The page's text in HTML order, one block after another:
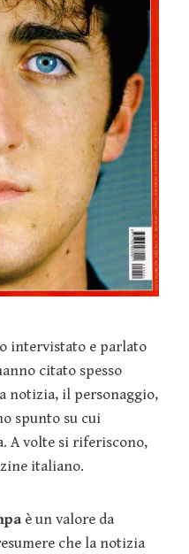
intervistato e parlato
citato spesso
notizia, il personaggio,
spunto su cui
A volte si riferiscono,
italiano.
è un valore da
che la notizia